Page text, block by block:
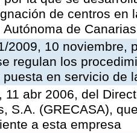
de centros en
Autónoma de Canarias
2009, 10 noviembre,
regulan los
en servicio de
11 abr 2006, del
S.A. (GRECASA),
a esta empresa